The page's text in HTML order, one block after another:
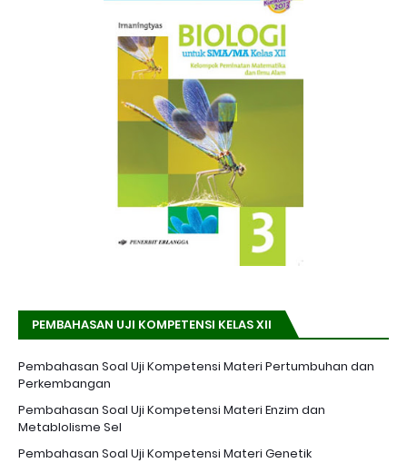
PEMBAHASAN UJI KOMPETENSI KELAS XII
Pembahasan Soal Uji Kompetensi Materi Pertumbuhan dan
Perkembangan
Pembahasan Soal Uji Kompetensi Materi Enzim dan
Metablolisme Sel
Pembahasan Soal Uji Kompetensi Materi Genetik